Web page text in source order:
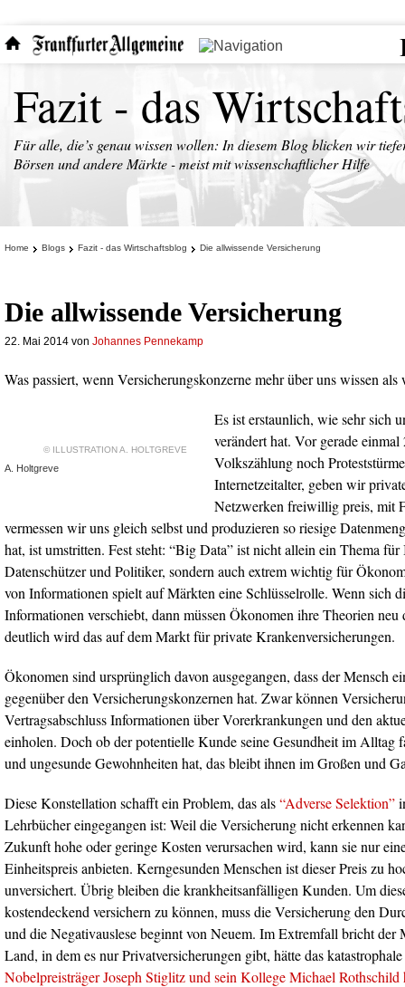
Fazit - das
Für alle, die’s genau wissen wollen: In diesem Blog blicken wir
Börsen und andere Märkte - meist mit wissenschaftlicher Hilfe
Home Blogs Fazit - das Wirtschaftsblog Die allwissende Versicherung
Die allwissende Versicherung
22. Mai 2014 von Johannes Pennekamp
Was passiert, wenn Versicherungskonzerne mehr über uns wissen als
© ILLUSTRATION A. HOLTGREVE
A. Holtgreve
Es ist erstaunlich, wie sehr sich
verändert hat. Vor gerade einmal
Volkszählung noch
Internetzeitalter, geben wir
Netzwerken freiwillig preis, mit
vermessen wir uns gleich selbst und produzieren so riesige
hat, ist umstritten. Fest steht: “Big Data” ist nicht allein ein Thema
Datenschützer und Politiker, sondern auch extrem wichtig für
von Informationen spielt auf Märkten eine Schlüsselrolle. Wenn sich
Informationen verschiebt, dann müssen Ökonomen ihre Theorien neu
deutlich wird das auf dem Markt für private Krankenversicherungen.
Ökonomen sind ursprünglich davon ausgegangen, dass der Mensch
gegenüber den Versicherungskonzernen hat. Zwar können
Vertragsabschluss Informationen über Vorerkrankungen und den
einholen. Doch ob der potentielle Kunde seine Gesundheit im Alltag
und ungesunde Gewohnheiten hat, das bleibt ihnen im Großen und
Diese Konstellation schafft ein Problem, das als“Adverse Selektion”
Lehrbücher eingegangen ist: Weil die Versicherung nicht erkennen
Zukunft hohe oder geringe Kosten verursachen wird, kann sie nur
Einheitspreis anbieten. Kerngesunden Menschen ist dieser Preis zu
unversichert. Übrig bleiben die krankheitsanfälligen Kunden. Um
kostendeckend versichern zu können, muss die Versicherung den
und die Negativauslese beginnt von Neuem. Im Extremfall bricht der
Land, in dem es nur Privatversicherungen gibt, hätte das
Nobelpreisträger Joseph Stiglitz und sein Kollege Michael Rothschild